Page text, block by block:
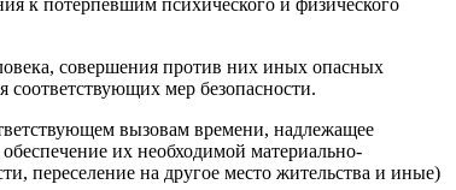
к потерпевшим психического и физического
совершения против них иных опасных
соответствующих мер безопасности.
вызовам времени, надлежащее
их необходимой материально-
переселение на другое место жительства и иные)